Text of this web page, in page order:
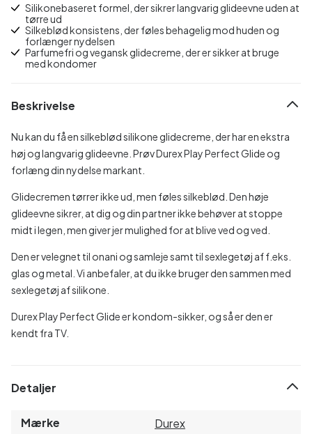
Silikonebaseret formel, der sikrer langvarig glideevne uden at
tørre ud
Silkeblød konsistens, der føles behagelig mod huden og
forlænger nydelsen
Parfumefri og vegansk glidecreme, der er sikker at bruge
med kondomer
Beskrivelse
Nu kan du få en silkeblød silikone glidecreme, der har en ekstra
høj og langvarig glideevne. Prøv Durex Play Perfect Glide og
forlæng din nydelse markant.
Glidecremen tørrer ikke ud, men føles silkeblød. Den høje
glideevne sikrer, at dig og din partner ikke behøver at stoppe
midt i legen, men giver jer mulighed for at blive ved og ved.
Den er velegnet til onani og samleje samt til sexlegetøj af f.eks.
glas og metal. Vi anbefaler, at du ikke bruger den sammen med
sexlegetøj af silikone.
Durex Play Perfect Glide er kondom-sikker, og så er den er
kendt fra TV.
Detaljer
Mærke
Durex